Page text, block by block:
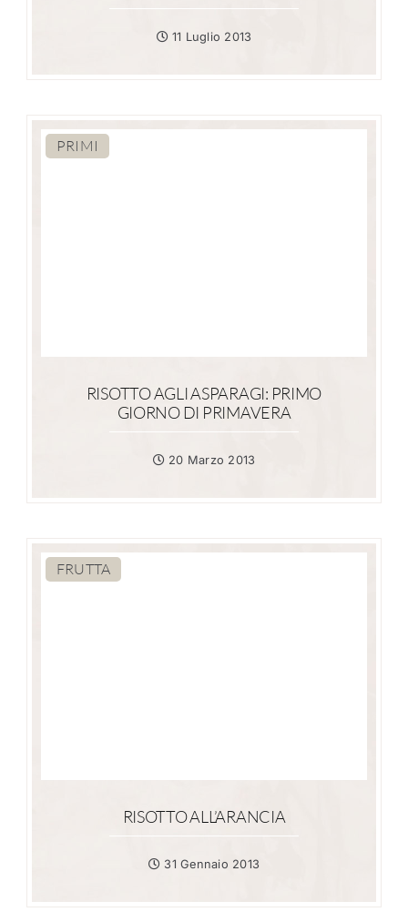
11 Luglio 2013
PRIMI
RISOTTO AGLI ASPARAGI: PRIMO
GIORNO DI PRIMAVERA
20 Marzo 2013
FRUTTA
RISOTTO ALL’ARANCIA
31 Gennaio 2013